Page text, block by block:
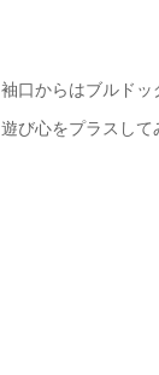
袖口からはブルド
遊び心をプラスして